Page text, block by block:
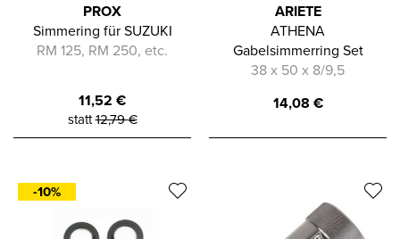
PROX
Simmering für SUZUKI
RM 125, RM 250, etc.
11,52 €
statt12,79€
ARIETE
ATHENA
Gabelsimmerring Set
38 x 50 x 8/9,5
14,08 €
-10%